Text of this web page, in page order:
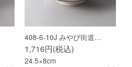
408-6-10J みやび街道…
1,716円(税込)
24.5×8cm